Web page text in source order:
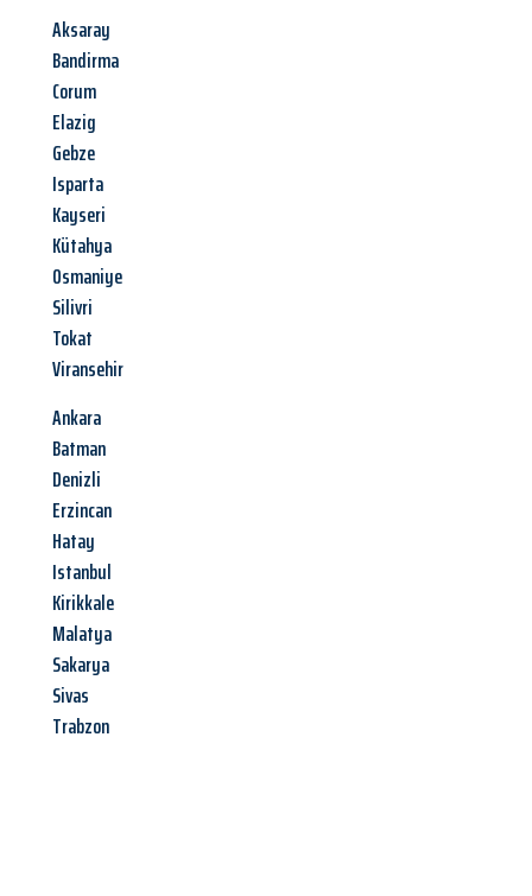
Aksaray
Bandirma
Corum
Elazig
Gebze
Isparta
Kayseri
Kütahya
Osmaniye
Silivri
Tokat
Viransehir
Ankara
Batman
Denizli
Erzincan
Hatay
Istanbul
Kirikkale
Malatya
Sakarya
Sivas
Trabzon